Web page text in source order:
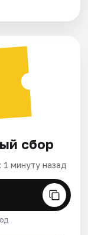
сбор
минуту назад